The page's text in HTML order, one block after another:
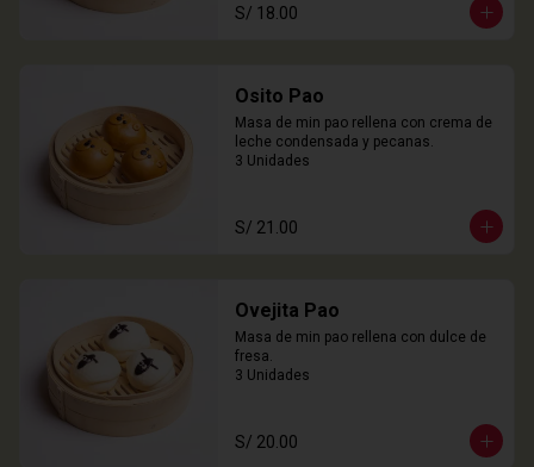
S/ 18.00
Osito Pao
Masa de min pao rellena con crema de
leche condensada y pecanas.
3 Unidades
S/ 21.00
Ovejita Pao
Masa de min pao rellena con dulce de
fresa.
3 Unidades
S/ 20.00